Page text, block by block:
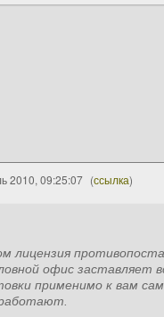
2010, 09:25:07 (ссылка)
лицензия
офис заставляет
применимо к вам